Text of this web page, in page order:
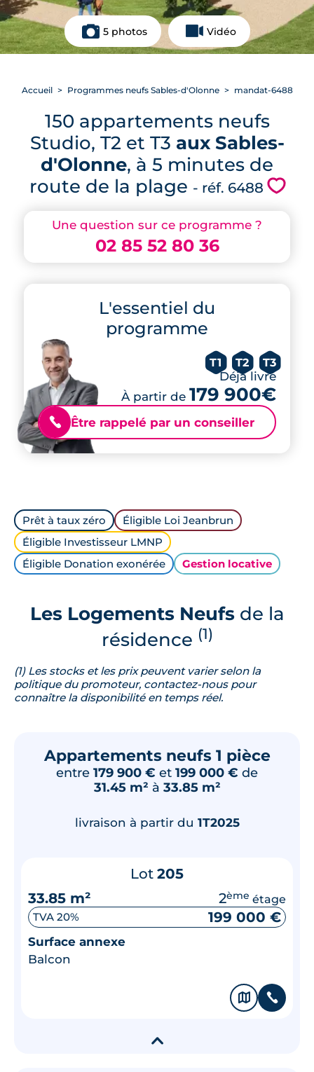
5 photos Vidéo
Une question sur ce programme ?
02 85 52 80 36
L'essentiel du
programme
T1 T2 T3
Déjà livré
À partir de 179 900€
📞 Être rappelé par un conseiller
Accueil Programmes neufs Sables-d'Olonne mandat-6488
150 appartements neufs
Studio, T2 et T3 aux Sables-
d'Olonne, à 5 minutes de
route de la plage - réf. 6488 💗
Prêt à taux zéro
Éligible Loi Jeanbrun
Éligible Investisseur LMNP
Éligible Donation exonérée
Gestion locative
Les Logements Neufsde la
résidence (1)
(1) Les stocks et les prix peuvent varier selon la
politique du promoteur, contactez-nous pour
connaître la disponibilité en temps réel.
Appartements neufs 1 pièce
entre 179 900 € et 199 000 € de
31.45 m² à 33.85 m²
livraison à partir du 1T2025
Lot 205
33.85 m²
2ème étage
TVA 20% 199 000 €
Surface annexe
Balcon
🗞 📞
▾